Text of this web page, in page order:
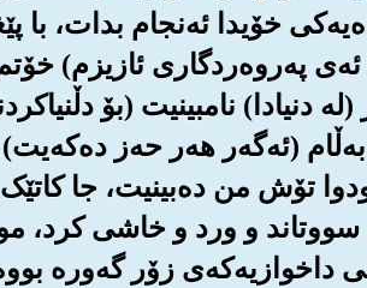
خۆیدا ئه‌نجام بدات، با
په‌روه‌ردگاری ئازیزم)
نامبینیت (بۆ
(ئه‌گه‌ر هه‌ر حه‌ز ده‌که‌یت)
تۆش من ده‌بینیت، جا
سووتاند و ورد و خاشی
داخوازیه‌که‌ی زۆر گه‌وره